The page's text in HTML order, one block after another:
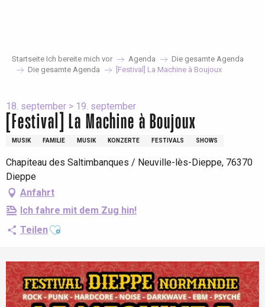
Startseite Ich bereite mich vor Agenda
Die gesamte Agenda
Die gesamte Agenda
[Festival] La Machine à Boujoux
18. september > 19. september
[Festival] La Machine à Boujoux
MUSIK FAMILIE MUSIK KONZERTE FESTIVALS SHOWS
Chapiteau des Saltimbanques / Neuville-lès-Dieppe, 76370
Dieppe
Anfahrt
Ich fahre mit dem Zug hin!
TeilenAjouter aux favoris